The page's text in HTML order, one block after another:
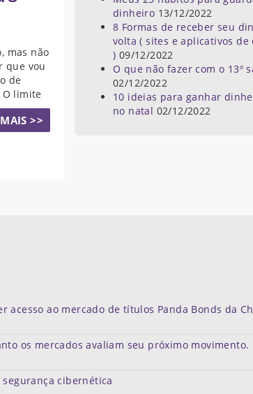
mas não
que vou
de
limite
>>
dinheiro 13/12/2022
8 Formas de receber seu
volta ( sites e aplicativos de
) 09/12/2022
O que não fazer com o 13º
02/12/2022
10 ideias para ganhar
no natal 02/12/2022
ao mercado de títulos Panda Bonds da
os mercados avaliam seu próximo movimento.
cibernética